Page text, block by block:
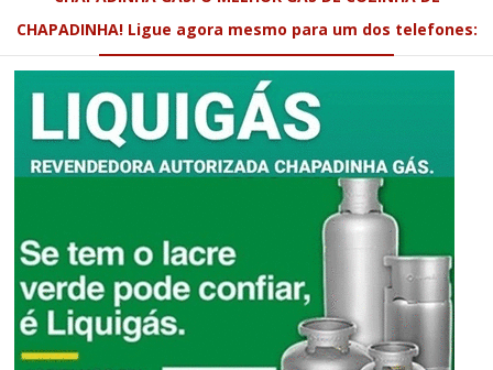
CHAPADINHA! Ligue agora mesmo para um dos telefones: